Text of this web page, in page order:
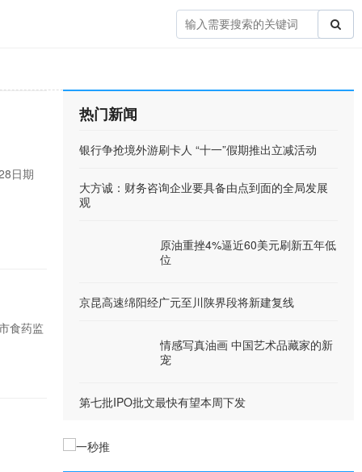
日期
食药监
热门新闻
银行争抢境外游刷卡人 “十一”假期推出立减活动
大方诚：财务咨询企业要具备由点到面的全局发展
观
原油重挫4%逼近60美元刷新五年低
位
京昆高速绵阳经广元至川陕界段将新建复线
情感写真油画 中国艺术品藏家的新
宠
第七批IPO批文最快有望本周下发